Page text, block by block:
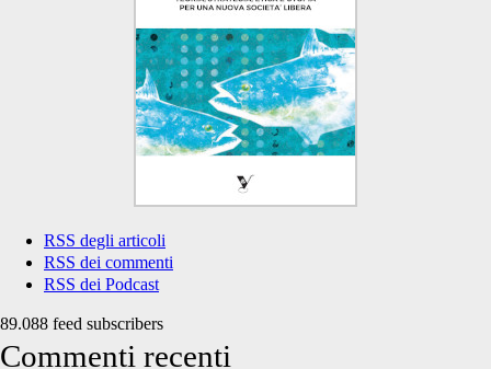
RSS degli articoli
RSS dei commenti
RSS dei Podcast
89.088 feed subscribers
Commenti recenti